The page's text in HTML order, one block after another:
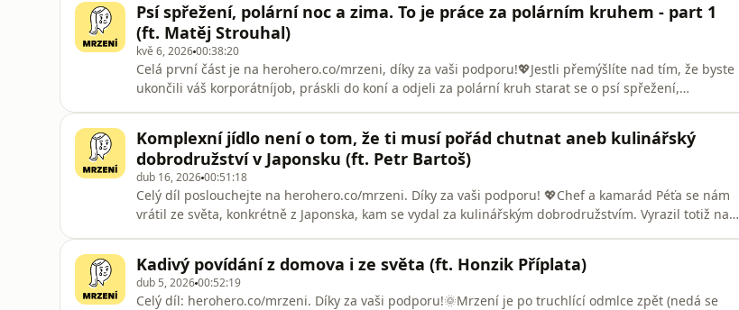
má při loučen
Psí spřežení, polární noc a zima. To je práce za polárním kruhem - part 1
(ft. Matěj Strouhal)
kvě 6, 202600:38:20
Celá první část je na herohero.co/mrzeni, díky za vaši podporu!💖Jestli přemýšlíte nad tím, že byste
ukončili váš korporátníjob, práskli do koní a odjeli za polární kruh starat se o psí spřežení,
parád
Komplexní jídlo není o tom, že ti musí pořád chutnat aneb kulinářský
dobrodružství v Japonsku (ft. Petr Bartoš)
dub 16, 202600:51:18
Celý díl poslouchejte na herohero.co/mrzeni. Díky za vaši podporu! 💖Chef a kamarád Péťa se nám
vrátil ze světa, konkrétně z Japonska, kam se vydal za kulinářským dobrodružstvím. Vyrazil totiž na
pobavíme o
Kadivý povídání z domova i ze světa (ft. Honzik Příplata)
dub 5, 202600:52:19
Celý díl: herohero.co/mrzeni. Díky za vaši podporu!🌞Mrzení je po truchlící odmlce zpět (nedá se